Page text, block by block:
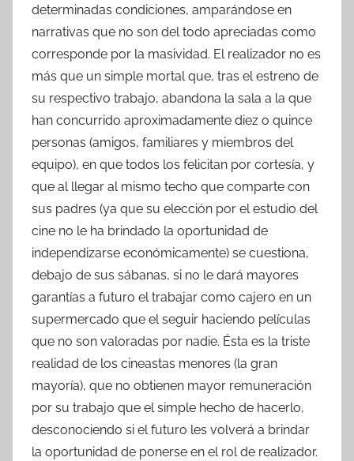
determinadas condiciones, amparándose en
narrativas que no son del todo apreciadas como
corresponde por la masividad. El realizador no es
más que un simple mortal que, tras el estreno de
su respectivo trabajo, abandona la sala a la que
han concurrido aproximadamente diez o quince
personas (amigos, familiares y miembros del
equipo), en que todos los felicitan por cortesía, y
que al llegar al mismo techo que comparte con
sus padres (ya que su elección por el estudio del
cine no le ha brindado la oportunidad de
independizarse económicamente) se cuestiona,
debajo de sus sábanas, si no le dará mayores
garantías a futuro el trabajar como cajero en un
supermercado que el seguir haciendo películas
que no son valoradas por nadie. Ésta es la triste
realidad de los cineastas menores (la gran
mayoría), que no obtienen mayor remuneración
por su trabajo que el simple hecho de hacerlo,
desconociendo si el futuro les volverá a brindar
la oportunidad de ponerse en el rol de realizador.